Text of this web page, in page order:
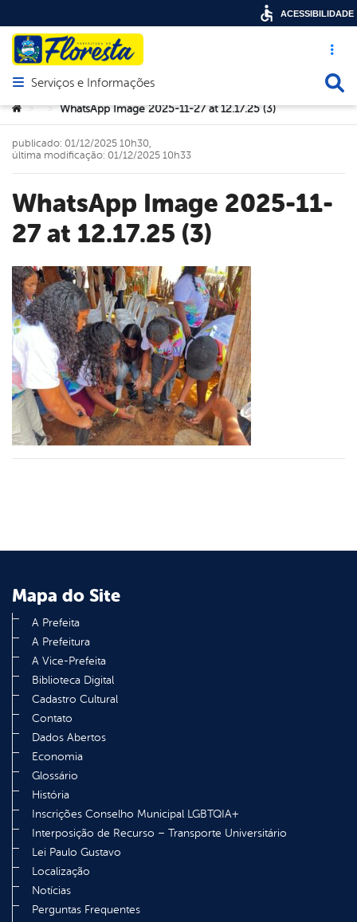
Acesso
Abrir menu principal de navegação
Serviços e Informações
Você está aqui:
> > WhatsApp Image 2025-11-27 at 12.17.25 (3)
WhatsApp Image 2025-11-
27 at 12.17.25 (3)
publicado: 01/12/2025 10h30,
última modificação: 01/12/2025 10h33
Mapa do Site
A Prefeita
A Prefeitura
A Vice-Prefeita
Biblioteca Digital
Cadastro Cultural
Contato
Dados Abertos
Economia
Glossário
História
Inscrições Conselho Municipal LGBTQIA+
Interposição de Recurso – Transporte Universitário
Lei Paulo Gustavo
Localização
Notícias
Perguntas Frequentes
ACESSIBILIDADE